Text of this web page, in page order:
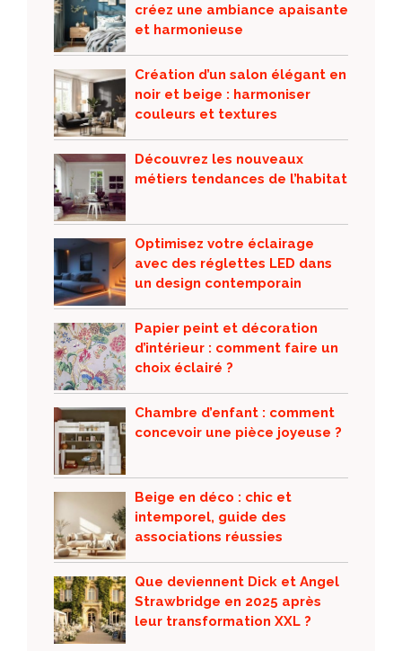
créez une ambiance apaisante
et harmonieuse
Création d’un salon élégant en
noir et beige : harmoniser
couleurs et textures
Découvrez les nouveaux
métiers tendances de l’habitat
Optimisez votre éclairage
avec des réglettes LED dans
un design contemporain
Papier peint et décoration
d’intérieur : comment faire un
choix éclairé ?
Chambre d’enfant : comment
concevoir une pièce joyeuse ?
Beige en déco : chic et
intemporel, guide des
associations réussies
Que deviennent Dick et Angel
Strawbridge en 2025 après
leur transformation XXL ?